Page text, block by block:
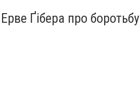
Ґібера про боротьбу